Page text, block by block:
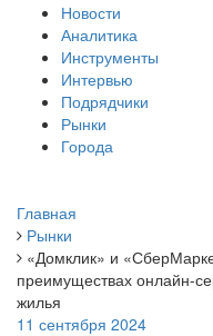
Новости
Аналитика
Инструменты
Интервью
Подрядчики
Рынки
Города
Главная
Рынки
«Домклик» и
преимуществах онлайн-
жилья
11 сентября 2024